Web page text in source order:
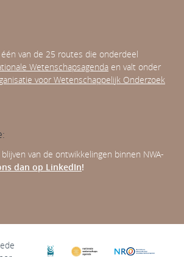
één van de 25 routes die onderdeel
Wetenschapsagenda en valt onder
voor Wetenschappelijk Onderzoek
van de ontwikkelingen binnen NWA-
dan op LinkedIn!